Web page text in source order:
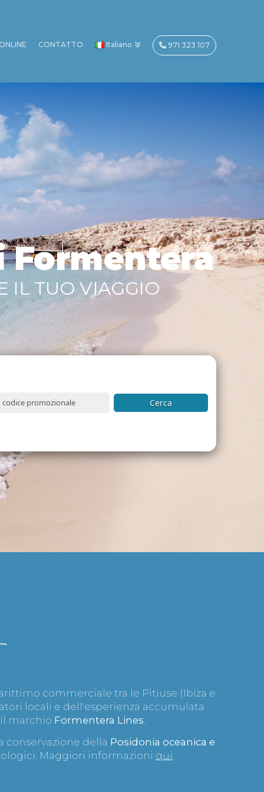
CONTATTO Italiano 971 323 107
IL TUO VIAGGIO
Cerca
commerciale tra le Pitiuse (Ibiza e
locali e dell'esperienza accumulata
marchio Formentera Lines
conservazione della Posidonia oceanica e
Maggiori informazioni qui